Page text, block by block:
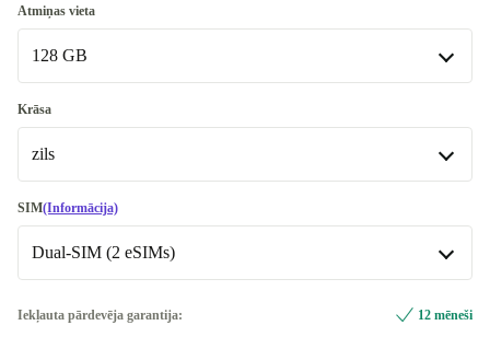
Teicams
Premium +454,01 €
Atmiņas vieta
128 GB
128 GB
512 GB +124,01 €
1000 GB
Pieejams citās konfigurācijās
256 GB
Krāsa
zils
zils
balts +15,01 €
+15,01 €
SIM(Informācija)
Dual-SIM (2 eSIMs)
Iekļauta pārdevēja garantija: 12 mēneši